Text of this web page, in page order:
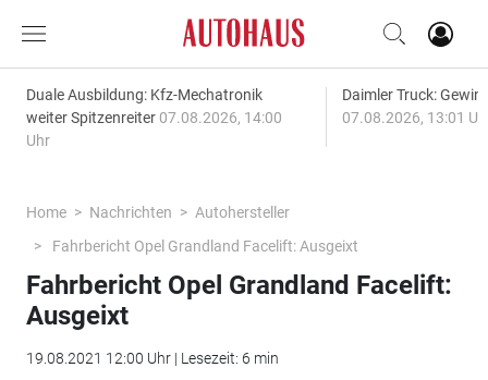
Duale Ausbildung: Kfz-Mechatronik
weiter Spitzenreiter 07.08.2026, 14:00
Uhr
Daimler Truck:
07.08.2026, 13:01
Home Nachrichten
Autohersteller
Fahrbericht Opel Grandland Facelift: Ausgeixt
Fahrbericht Opel Grandland Facelift:
Ausgeixt
19.08.2021 12:00 Uhr | Lesezeit: 6 min